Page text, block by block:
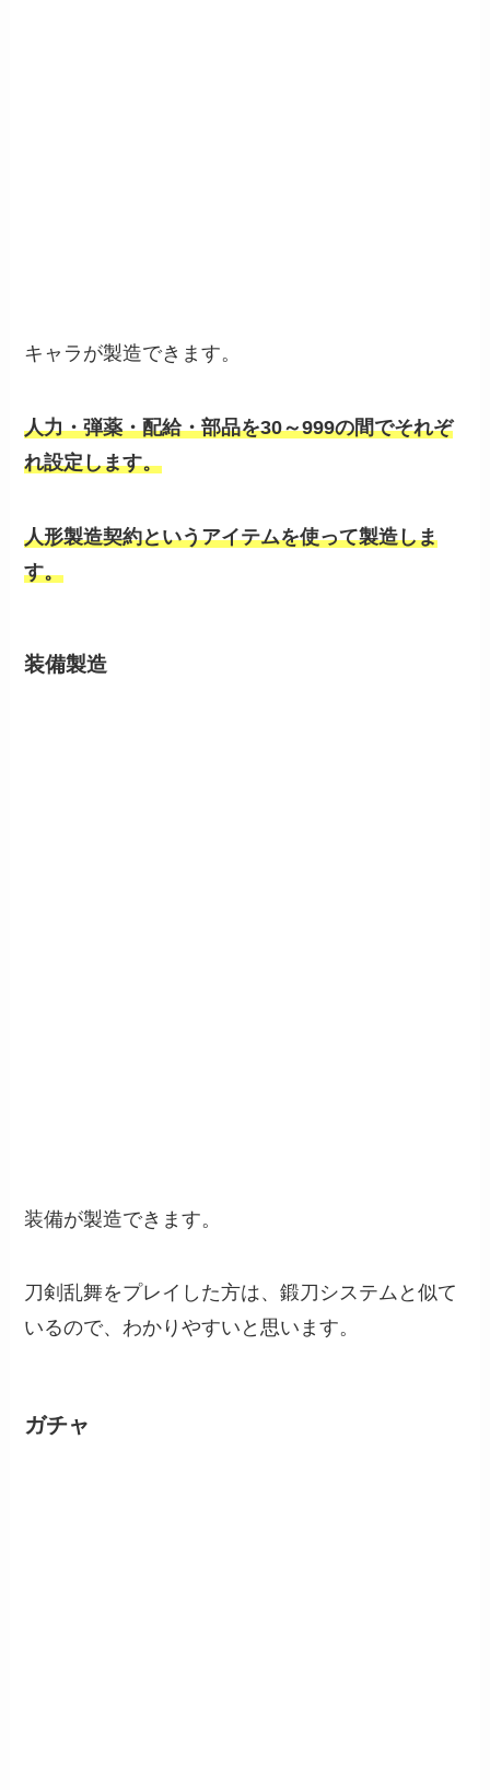
キャラが製造できます。
人力・弾薬・配給・部品を30～999の間でそれぞ
れ設定します。
人形製造契約というアイテムを使って製造しま
す。
装備製造
装備が製造できます。
刀剣乱舞をプレイした方は、鍛刀システムと似て
いるので、わかりやすいと思います。
ガチャ